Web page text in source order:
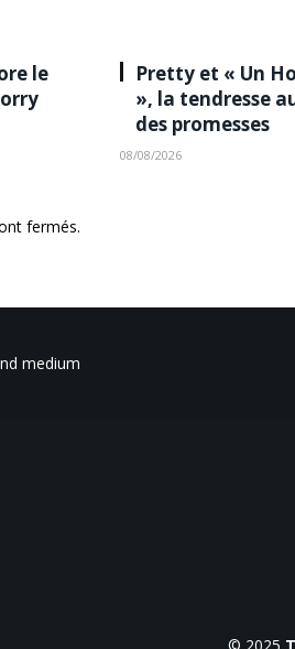
le
Pretty et « Un
», la tendresse
des promesses
08/08/2026
fermés.
© 2025